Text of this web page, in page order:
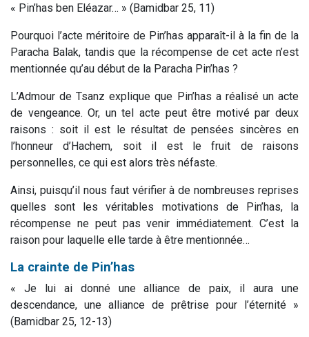
« Pin’has ben Eléazar… » (Bamidbar 25, 11)
Pourquoi l’acte méritoire de Pin’has apparaît-il à la fin de la
Paracha Balak, tandis que la récompense de cet acte n’est
mentionnée qu’au début de la Paracha Pin’has ?
L’Admour de Tsanz explique que Pin’has a réalisé un acte
de vengeance. Or, un tel acte peut être motivé par deux
raisons : soit il est le résultat de pensées sincères en
l’honneur d’Hachem, soit il est le fruit de raisons
personnelles, ce qui est alors très néfaste.
Ainsi, puisqu’il nous faut vérifier à de nombreuses reprises
quelles sont les véritables motivations de Pin’has, la
récompense ne peut pas venir immédiatement. C’est la
raison pour laquelle elle tarde à être mentionnée…
La crainte de Pin’has
« Je lui ai donné une alliance de paix, il aura une
descendance, une alliance de prêtrise pour l’éternité »
(Bamidbar 25, 12-13)